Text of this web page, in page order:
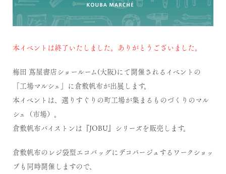
本イベントは終了いたしました。ありがとうございました。
梅田 蔦屋書店ショールーム(大阪)にて開催されるイベントの
「工場マルシェ」に倉敷帆布が出展します。
本イベントは、選りすぐりの町工場が集まるものづくりのマル
シェ（市場）。
倉敷帆布バイストンは『JOBU』シリーズを販売します。
倉敷帆布のレジ袋型エコバッグにデコパージュするワークショッ
プも同時開催しますので、